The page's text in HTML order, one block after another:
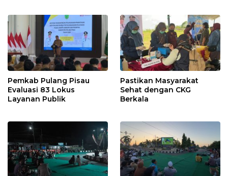
Pemkab Pulang Pisau
Evaluasi 83 Lokus
Layanan Publik
Pastikan Masyarakat
Sehat dengan CKG
Berkala